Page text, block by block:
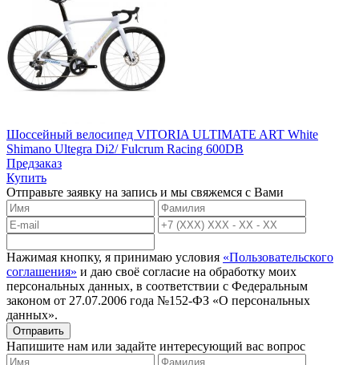
Шоссейный велосипед VITORIA ULTIMATE ART White
Shimano Ultegra Di2/ Fulcrum Racing 600DB
Предзаказ
Купить
Отправьте заявку на запись и мы свяжемся с Вами
Нажимая кнопку, я принимаю условия «Пользовательского
соглашения» и даю своё согласие на обработку моих
персональных данных, в соответствии с Федеральным
законом от 27.07.2006 года №152-ФЗ «О персональных
данных».
Отправить
Напишите нам или задайте интересующий вас вопрос